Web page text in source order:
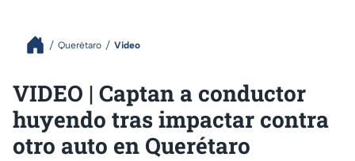
Querétaro Video
VIDEO | Captan a conductor
huyendo tras impactar contra
otro auto en Querétaro